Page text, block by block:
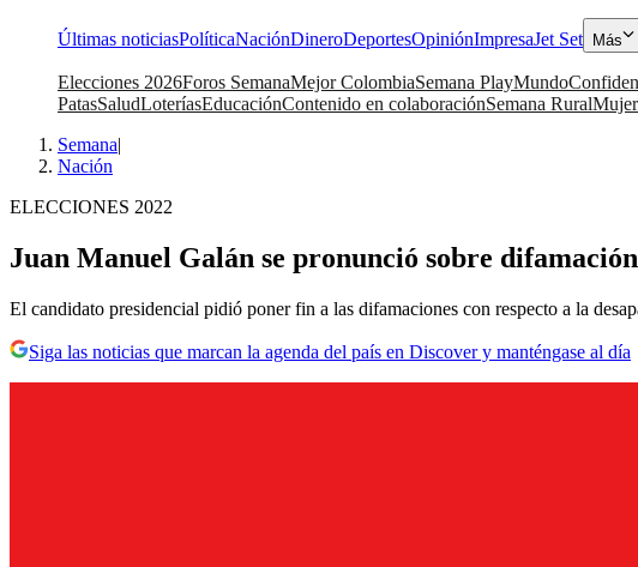
Últimas noticiasPolíticaNaciónDineroDeportesOpiniónImpresaJet Set Más
Elecciones 2026Foros SemanaMejor ColombiaSemana PlayMundo
PatasSaludLoteríasEducaciónContenido en colaboraciónSemana Rural
Semana|
Nación
ELECCIONES 2022
Juan Manuel Galán se pronunció sobre
El candidato presidencial pidió poner fin a las difamaciones con respecto a la
Siga las noticias que marcan la agenda del país en Discover y manténgase al día